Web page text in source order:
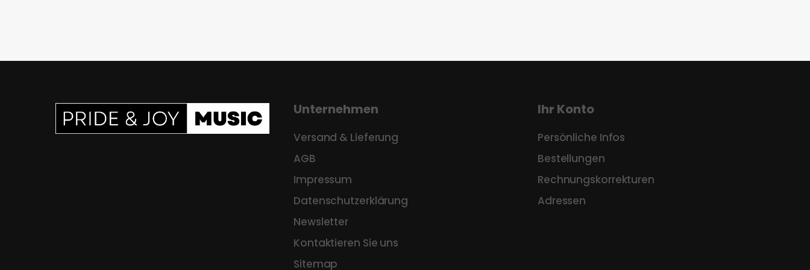
Unternehmen
Versand & Lieferung
AGB
Impressum
Datenschutzerklärung
Newsletter
Kontaktieren Sie uns
Sitemap
Ihr Konto
Persönliche Infos
Bestellungen
Rechnungskorrekturen
Adressen